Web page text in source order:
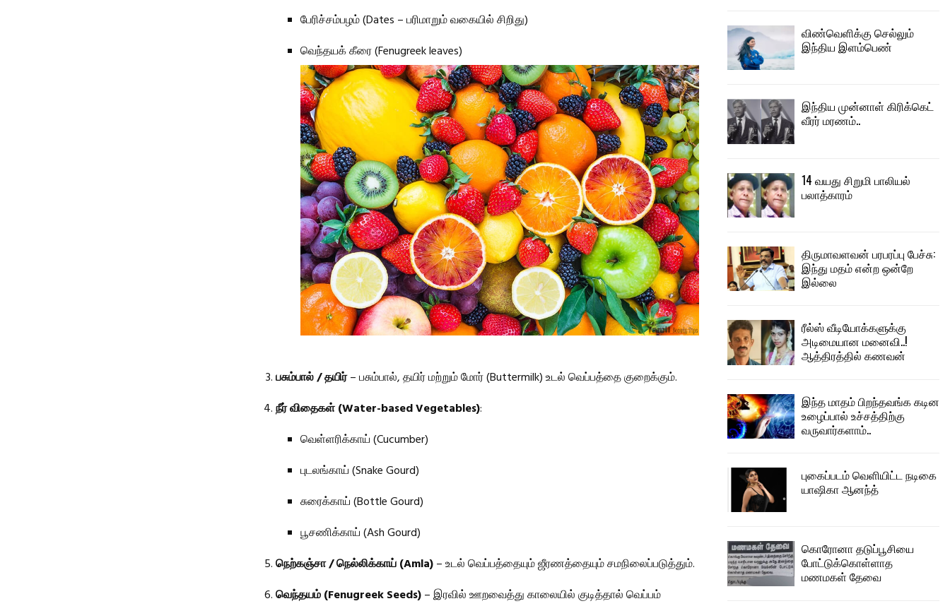
பேரிச்சம்பழம் (Dates – பரிமாறும் வகையில் சிறிது)
வெந்தயக் கீரை (Fenugreek leaves)
பசும்பால் / தயிர்– பசும்பால், தயிர் மற்றும் மோர் (Buttermilk) உடல் வெப்பத்தை குறைக்கும்.
நீர் விதைகள் (Water-based Vegetables):
வெள்ளரிக்காய் (Cucumber)
புடலங்காய் (Snake Gourd)
சுரைக்காய் (Bottle Gourd)
பூசணிக்காய் (Ash Gourd)
நெற்கஞ்சா / நெல்லிக்காய் (Amla)– உடல் வெப்பத்தையும் ஜீரணத்தையும் சமநிலைப்படுத்தும்.
வெந்தயம் (Fenugreek Seeds)– இரவில் ஊறவைத்து காலையில் குடித்தால் வெப்பம்
விண்வெளிக்கு செல்லும்
இந்திய இளம்பெண்
இந்திய முன்னாள் கிரிக்கெட்
வீரர் மரணம்..
14 வயது சிறுமி பாலியல்
பலாத்காரம்
திருமாவளவன் பரபரப்பு பேச்சு:
இந்து மதம் என்ற ஒன்றே
இல்லை
ரீல்ஸ் வீடியோக்களுக்கு
அடிமையான மனைவி..!
ஆத்திரத்தில் கணவன்
இந்த மாதம் பிறந்தவங்க கடின
உழைப்பால் உச்சத்திற்கு
வருவார்களாம்..
புகைப்படம் வெளியிட்ட நடிகை
யாஷிகா ஆனந்த்
கொரோனா தடுப்பூசியை
போட்டுக்கொள்ளாத
மணமகள் தேவை